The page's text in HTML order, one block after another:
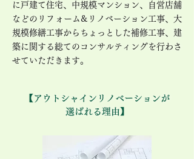
に戸建て住宅、中規模マンション、自営店舗
などのリフォーム&リノベーション工事、大
規模修繕工事からちょっとした補修工事、建
築に関する総てのコンサルティングを行わさ
せていただきます。
​【 アウトシャインリノベーションが
選ばれる理由 】